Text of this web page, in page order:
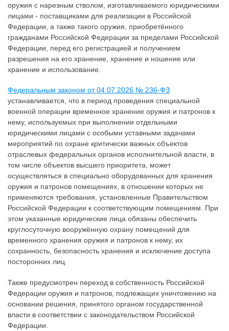
оружия с нарезным стволом, изготавливаемого юридическими
лицами - поставщиками для реализации в Российской
Федерации, а также такого оружия, приобретённого
гражданами Российской Федерации за пределами Российской
Федерации, перед его регистрацией и получением
разрешения на его хранение, хранение и ношение или
хранение и использование.
Федеральным законом от 04.07.2026 № 236-ФЗ
устанавливается, что в период проведения специальной
военной операции временное хранение оружия и патронов к
нему, используемых при выполнении отдельными
юридическими лицами с особыми уставными задачами
мероприятий по охране критически важных объектов
отраслевых федеральных органов исполнительной власти, в
том числе объектов высшего приоритета, может
осуществляться в специально оборудованных для хранения
оружия и патронов помещениях, в отношении которых не
применяются требования, установленные Правительством
Российской Федерации к соответствующим помещениям. При
этом указанные юридические лица обязаны обеспечить
круглосуточную вооружённую охрану помещений для
временного хранения оружия и патронов к нему, их
сохранность, безопасность хранения и исключение доступа
посторонних лиц.
Также предусмотрен переход в собственность Российской
Федерации оружия и патронов, подлежащих уничтожению на
основании решения, принятого органом государственной
власти в соответствии с законодательством Российской
Федерации.